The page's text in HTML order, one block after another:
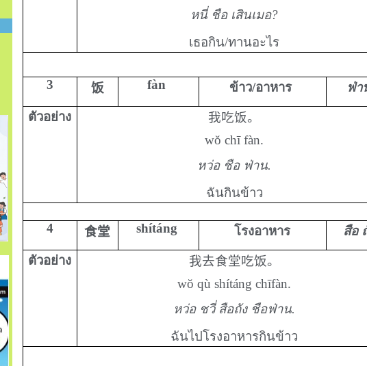
หนี่ ชือ เสินเมอ?
เธอกิน/ทานอะไร
3 饭 fàn ข้าว/อาหาร ฟ่า
ตัวอย่าง
我吃饭。
wŏ chī fàn.
หว่อ ชือ ฟ่าน.
ฉันกินข้าว
4 食堂 shítáng โรงอาหาร สือ
ตัวอย่าง
我去食堂吃饭。
wŏ qù shítáng chīfàn.
หว่อ ชวี่ สือถัง ชือฟ่าน.
ฉันไปโรงอาหารกินข้าว